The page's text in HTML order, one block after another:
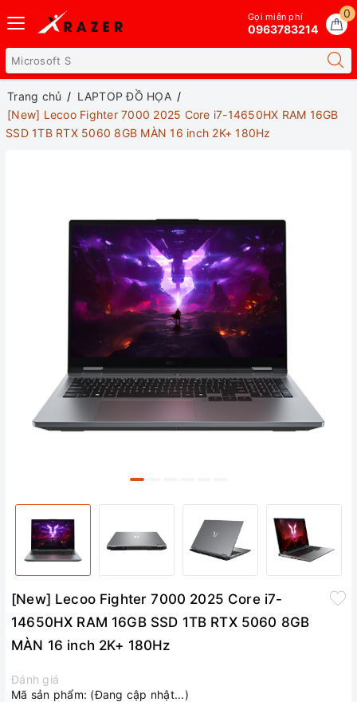
0
Gọi miễn phí
0963783214
Trang chủ
LAPTOP ĐỒ HỌA
[New] Lecoo Fighter 7000 2025 Core i7-14650HX RAM 16GB
SSD 1TB RTX 5060 8GB MÀN 16 inch 2K+ 180Hz
[New] Lecoo Fighter 7000 2025 Core i7-
14650HX RAM 16GB SSD 1TB RTX 5060 8GB
MÀN 16 inch 2K+ 180Hz
Đánh giá
Mã sản phẩm: (Đang cập nhật...)